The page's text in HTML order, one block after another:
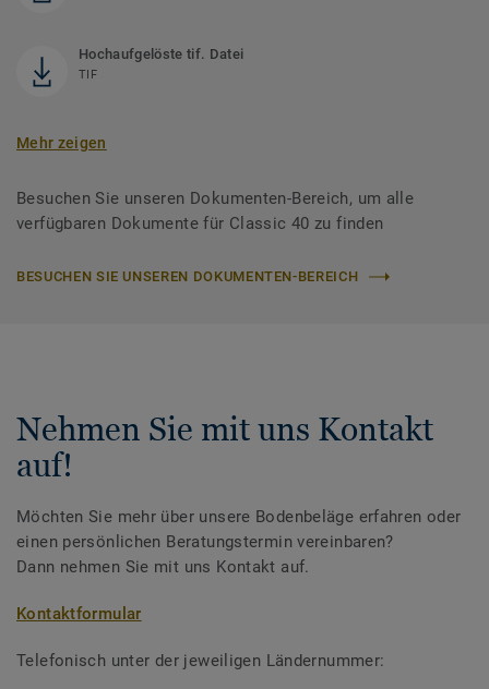
Hochaufgelöste tif. Datei
TIF
Mehr zeigen
Besuchen Sie unseren Dokumenten-Bereich, um alle
verfügbaren Dokumente für Classic 40 zu finden
BESUCHEN SIE UNSEREN DOKUMENTEN-BEREICH
Nehmen Sie mit uns Kontakt
auf!
Möchten Sie mehr über unsere Bodenbeläge erfahren oder
einen persönlichen Beratungstermin vereinbaren?
Dann nehmen Sie mit uns Kontakt auf.
Kontaktformular
Telefonisch unter der jeweiligen Ländernummer: